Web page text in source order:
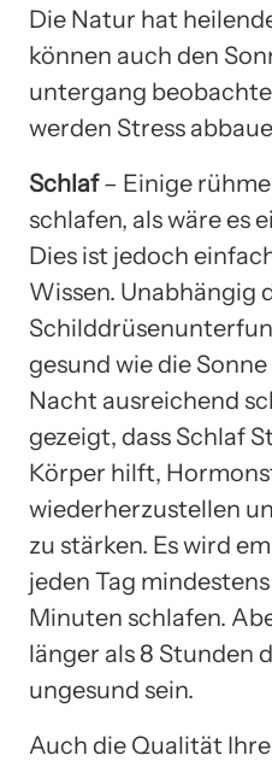
Die Natur hat
können auch den
untergang
werden Stress
Schlaf– Einige
schlafen, als wäre es
Dies ist jedoch
Wissen. Unabhängig
gesund wie die
Nacht ausreichend
gezeigt, dass Schlaf
Körper hilft,
wiederherzustellen
zu stärken. Es wird
jeden Tag
Minuten schlafen.
länger als 8 Stunden
ungesund sein.
Auch die Qualität